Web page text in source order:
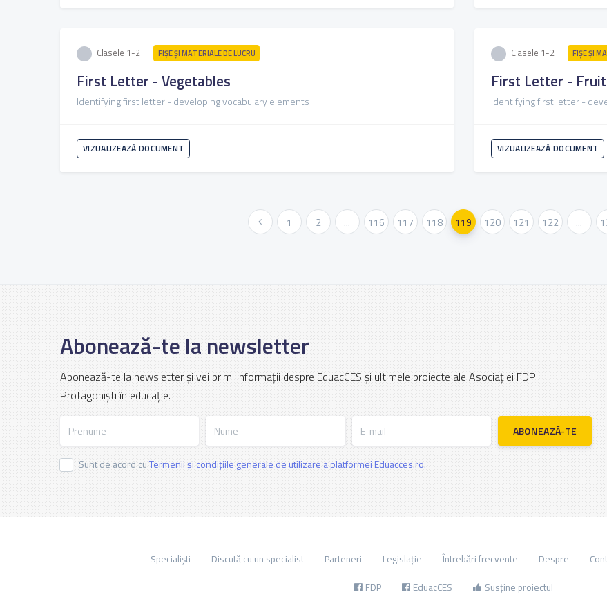
Clasele 1-2 FIŞE ŞI MATERIALE DE LUCRU
First Letter - Vegetables
Identifying first letter - developing vocabulary elements
VIZUALIZEAZĂ DOCUMENT
Clasele 1-2 FIŞE ŞI
First Letter -
Identifying first letter -
VIZUALIZEAZĂ DOCUMENT
« Anterioara1 2 ... 116 117 118 119 120 121 122 ...
Abonează-te la newsletter
Abonează-te la newsletter și vei primi informații despre EduacCES și ultimele proiecte ale Asociației FDP
Protagoniști în educație.
ABONEAZĂ-TE
Sunt de acord cuTermenii și condițiile generale de utilizare a platformei Eduacces.ro.
Specialiști Discută cu un specialist Parteneri Legislație Întrebări frecvente Despre
FDP EduacCES Susține proiectul